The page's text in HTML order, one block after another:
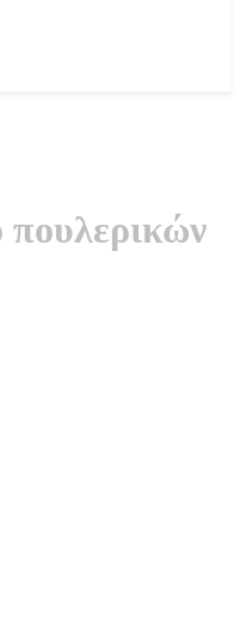
πουλερικών